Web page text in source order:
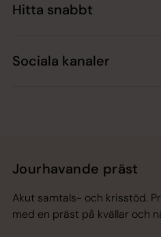
Hitta snabbt
Sociala kanaler
Jourhavande präst
Akut samtals- och krisstöd.
med en präst på kvällar och